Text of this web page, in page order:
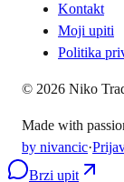
Kontakt
Moji upiti
Politika
© 2026 Niko
Made with
by nivancic·
Brzi upit